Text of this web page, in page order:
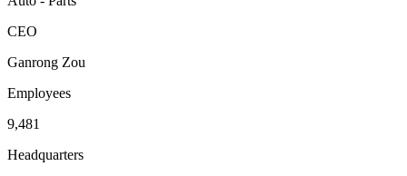
CEO
Ganrong Zou
Employees
9,481
Headquarters